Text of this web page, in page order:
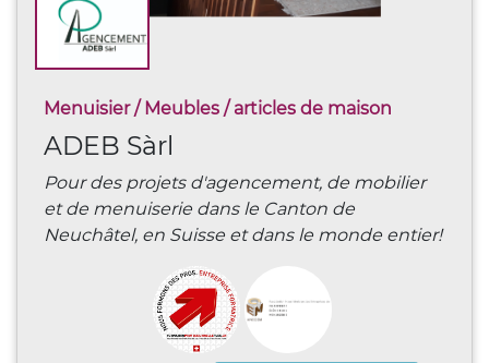
Menuisier/Meubles / articles de maison
ADEB Sàrl
Pour des projets d'agencement, de mobilier
et de menuiserie dans le Canton de
Neuchâtel, en Suisse et dans le monde entier!